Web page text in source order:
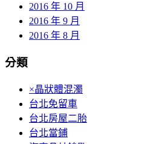
2016 年 10 月
2016 年 9 月
2016 年 8 月
分類
×晶狀體混濁
台北免留車
台北房屋二胎
台北當鋪